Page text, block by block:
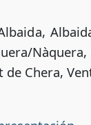
de Chera,